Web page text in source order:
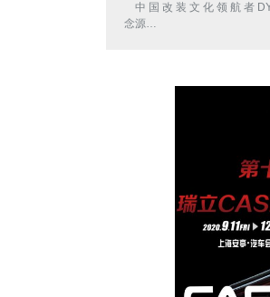
中 国 改 装 文 化 领 航 者
念源…